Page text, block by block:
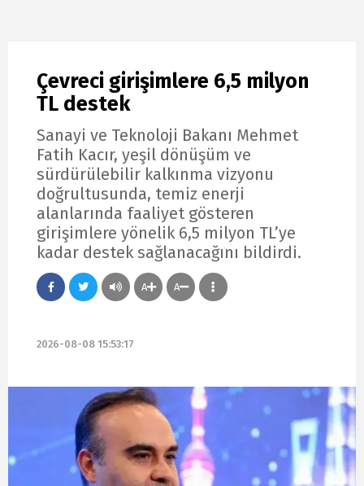
Çevreci girişimlere 6,5 milyon
TL destek
Sanayi ve Teknoloji Bakanı Mehmet
Fatih Kacır, yeşil dönüşüm ve
sürdürülebilir kalkınma vizyonu
doğrultusunda, temiz enerji
alanlarında faaliyet gösteren
girişimlere yönelik 6,5 milyon TL’ye
kadar destek sağlanacağını bildirdi.
A A
2026-08-08 15:53:17